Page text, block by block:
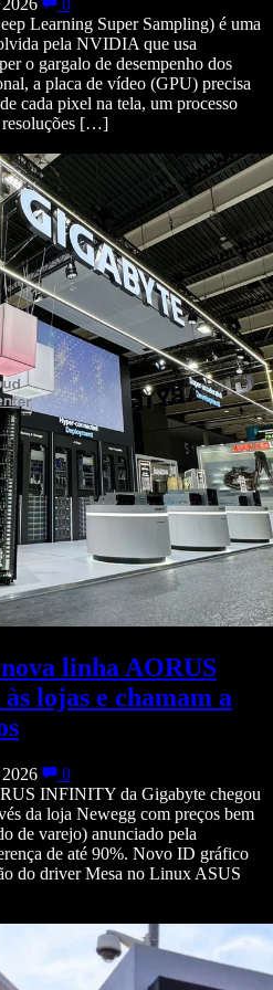
2026
0
Learning Super Sampling) é uma
pela NVIDIA que usa
o gargalo de desempenho dos
a placa de vídeo (GPU) precisa
cada pixel na tela, um processo
resoluções […]
linha AORUS
lojas e chamam a
0
INFINITY da Gigabyte chegou
da loja Newegg com preços bem
de varejo) anunciado pela
de até 90%. Novo ID gráfico
do driver Mesa no Linux ASUS